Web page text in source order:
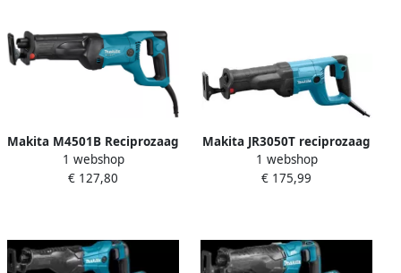
Makita M4501B Reciprozaag
| 230V M4501B
1 webshop
€ 127,80
Makita JR3050T reciprozaag
| 1010w JR3050T
1 webshop
€ 175,99